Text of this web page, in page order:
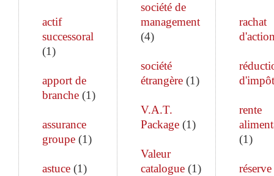
actif
successoral
(1)
apport de
branche (1)
assurance
groupe (1)
astuce (1)
société de
management
(4)
société
étrangère(1)
V.A.T.
Package(1)
Valeur
catalogue(1)
rachat
d'impôt
rente
(1)
réserve